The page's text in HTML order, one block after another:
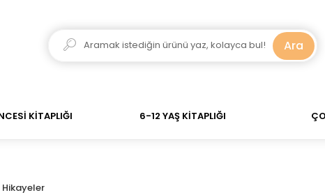
kadar verdiğiniz siparişler Aynı Gün Kargo! 700 TL
Ara
KİTAPLIĞI 6-12 YAŞ KİTAPLIĞI
Hikayeler